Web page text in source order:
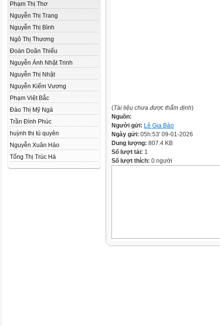
Phạm Thị Thơ
Nguyễn Thị Trang
Nguyễn Thị Bình
Ngô Thị Thương
Đoàn Doãn Thiếu
Nguyễn Ánh Nhật Trinh
Nguyễn Thị Nhật
Nguyễn Kiếm Vương
Phạm Việt Bắc
Đào Thị Mỹ Ngà
Trần Đình Phúc
huỳnh thị tú quyên
Nguyễn Xuân Hảo
Tống Thị Trúc Hà
(Tài liệu chưa được thẩm định)
Nguồn:
Người gửi: Lê Gia Bảo
Ngày gửi: 05h:53' 09-01-2026
Dung lượng: 807.4 KB
Số lượt tải: 1
Số lượt thích: 0 người